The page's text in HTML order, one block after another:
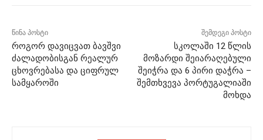
წინა პოსტი
როგორ დავიცვათ ბავშვი
ძალადობისგან რეალურ
ცხოვრებასა და ციფრულ
სამყაროში
შემდეგი პოსტი
სკოლაში 12 წლის
მოზარდი შეიარაღებული
შეიჭრა და 6 პირი დაჭრა –
შემთხვევა პორტუგალიაში
მოხდა